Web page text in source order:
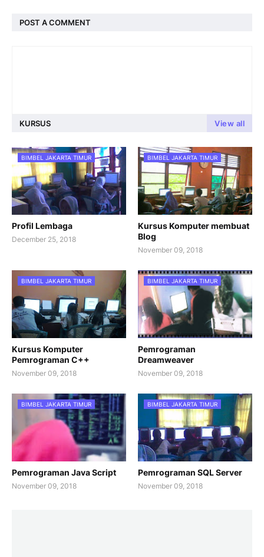
POST A COMMENT
KURSUS View all
BIMBEL JAKARTA TIMUR
Profil Lembaga
December 25, 2018
BIMBEL JAKARTA TIMUR
Kursus Komputer membuat
Blog
November 09, 2018
BIMBEL JAKARTA TIMUR
Kursus Komputer
Pemrograman C++
November 09, 2018
BIMBEL JAKARTA TIMUR
Pemrograman
Dreamweaver
November 09, 2018
BIMBEL JAKARTA TIMUR
Pemrograman Java Script
November 09, 2018
BIMBEL JAKARTA TIMUR
Pemrograman SQL Server
November 09, 2018